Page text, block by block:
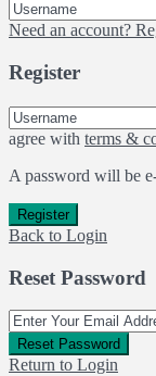
Need an account?
Register
agree with terms &
A password will be
Register
Back to Login
Reset Password
Reset Password
Return to Login